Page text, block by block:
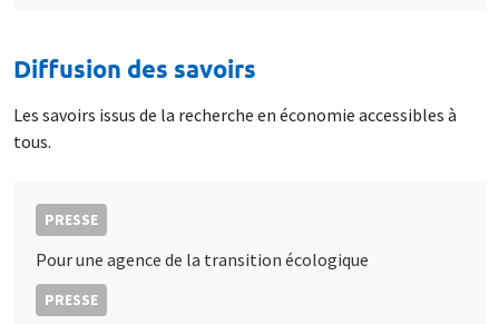
Diffusion des savoirs
Les savoirs issus de la recherche en économie accessibles à
tous.
PRESSE
Pour une agence de la transition écologique
PRESSE